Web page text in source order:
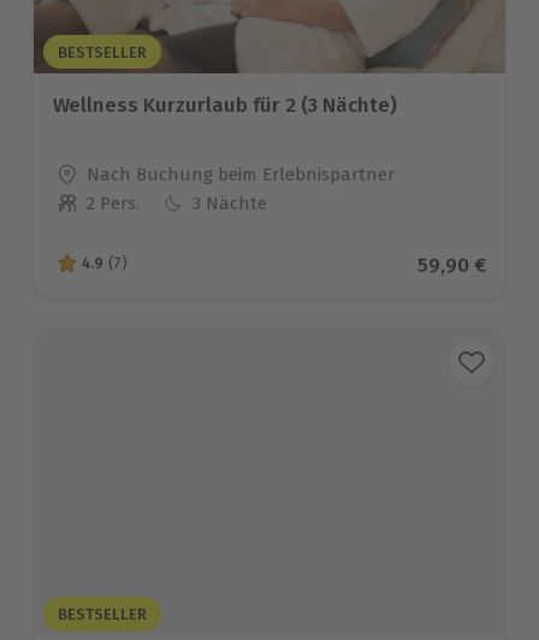
BESTSELLER
Wellness Kurzurlaub für 2 (3 Nächte)
Standort
Nach Buchung beim Erlebnispartner
Anzahl der Teilnehmer
2 Pers. 3 Nächte
4.9 von 5 Sternen basierend auf 7 Bewertungen
4.9 (7) Aktueller
59,90 €
BESTSELLER